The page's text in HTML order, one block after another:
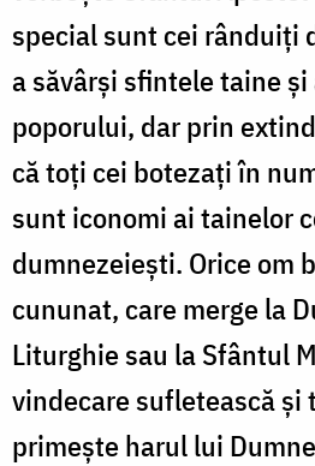
special sunt cei rânduiți
a săvârși sfintele taine și
poporului, dar prin
că toți cei botezați în
sunt iconomi ai tainelor
dumnezeiești. Orice om
cununat, care merge la
Liturghie sau la Sfântul
vindecare sufletească și
primește harul lui